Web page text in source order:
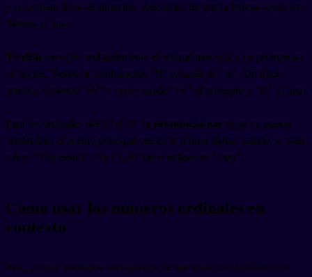
y se olvidan de la terminación. Asegúrate de que la lengua toque los
dientes al final.
Twelfth /twelfθ/: probablemente el ordinal más difícil de pronunciar
en inglés. Tienes la combinación "lf" seguida de "th". Un truco:
practica diciendo "elf" y luego añade "tw" al principio y "th" al final.
Para los ordinales del 13 al 19, la pronunciación sigue un patrón
predecible: el acento principal cae en la última sílaba cuando se usan
solos. "Thirteenth" /ˌθɜːrˈtiːnθ/ tiene énfasis en "teen".
Cómo usar los números ordinales en
contexto
Pero, ¿cómo podemos asegurarnos de que estamos utilizando los